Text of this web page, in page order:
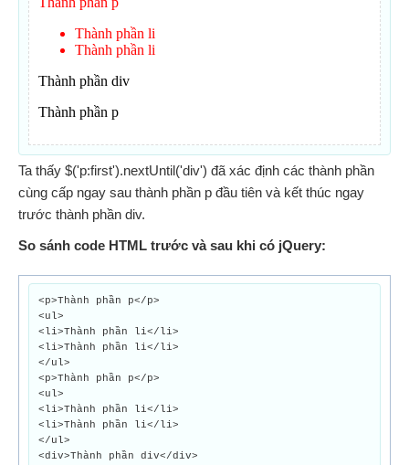
Ta thấy $('p:first').nextUntil('div') đã xác định các thành phần
cùng cấp ngay sau thành phần p đầu tiên và kết thúc ngay
trước thành phần div.
So sánh code HTML trước và sau khi có jQuery:
<p>Thành phần p</p>
<ul>
<li>Thành phần li</li>
<li>Thành phần li</li>
</ul>
<p>Thành phần p</p>
<ul>
<li>Thành phần li</li>
<li>Thành phần li</li>
</ul>
<div>Thành phần div</div>